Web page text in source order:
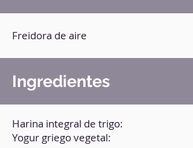
Freidora de aire
Ingredientes
Harina integral de trigo:
Yogur griego vegetal: